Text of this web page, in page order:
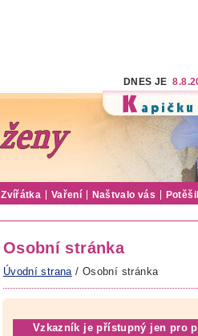
DNES JE
Zvířátka Vaření Naštvalo vás
Osobní stránka
Úvodní strana / Osobní stránka
Vzkazník je přístupný jen pro